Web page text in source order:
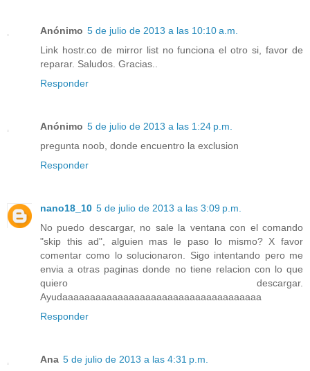
Anónimo 5 de julio de 2013 a las 10:10 a.m.
Link hostr.co de mirror list no funciona el otro si, favor de
reparar. Saludos. Gracias..
Responder
Anónimo 5 de julio de 2013 a las 1:24 p.m.
pregunta noob, donde encuentro la exclusion
Responder
nano18_10 5 de julio de 2013 a las 3:09 p.m.
No puedo descargar, no sale la ventana con el comando
"skip this ad", alguien mas le paso lo mismo? X favor
comentar como lo solucionaron. Sigo intentando pero me
envia a otras paginas donde no tiene relacion con lo que
quiero descargar.
Ayudaaaaaaaaaaaaaaaaaaaaaaaaaaaaaaaaaaaa
Responder
Ana 5 de julio de 2013 a las 4:31 p.m.